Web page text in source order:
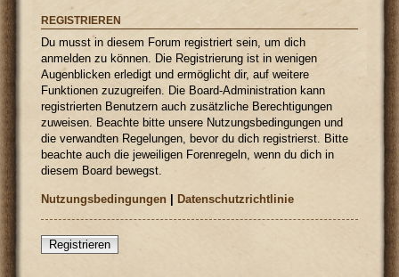
REGISTRIEREN
Du musst in diesem Forum registriert sein, um dich
anmelden zu können. Die Registrierung ist in wenigen
Augenblicken erledigt und ermöglicht dir, auf weitere
Funktionen zuzugreifen. Die Board-Administration kann
registrierten Benutzern auch zusätzliche Berechtigungen
zuweisen. Beachte bitte unsere Nutzungsbedingungen und
die verwandten Regelungen, bevor du dich registrierst. Bitte
beachte auch die jeweiligen Forenregeln, wenn du dich in
diesem Board bewegst.
Nutzungsbedingungen |Datenschutzrichtlinie
Registrieren